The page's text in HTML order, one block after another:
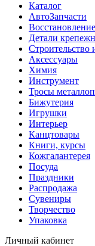
Каталог
АвтоЗапчасти
Детали
Строительство
Аксессуары
Химия
Инструмент
Тросы
Бижутерия
Игрушки
Интерьер
Канцтовары
Книги, курсы
Кожгалантерея
Посуда
Праздники
Распродажа
Сувениры
Творчество
Упаковка
Личный кабинет